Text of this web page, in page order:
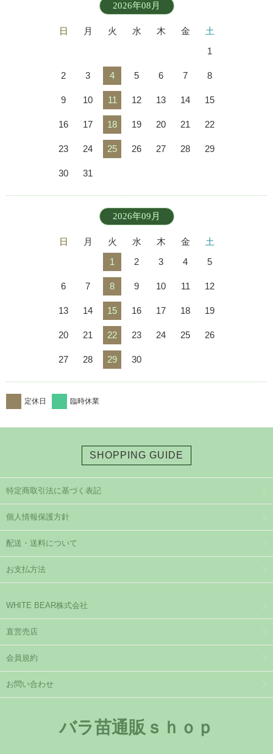
2026年08月
日 月 火 水 木 金
土
1
2 3 4 5 6 7 8
9 10 11 12 13 14 15
16 17 18 19 20 21 22
23 24 25 26 27 28 29
30 31
2026年09月
日 月 火 水 木 金
土
1
2 3 4 5
6 7 8 9 10 11 12
13 14 15 16 17 18 19
20 21 22 23 24 25 26
27 28 29 30
定休日 臨時休業
SHOPPING GUIDE
特定商取引法に基づく表記
個人情報保護方針
配送・送料について
お支払方法
WHITE BEAR株式会社
直営売店
会員規約
お問い合わせ
バラ苗通販ｓｈｏｐ